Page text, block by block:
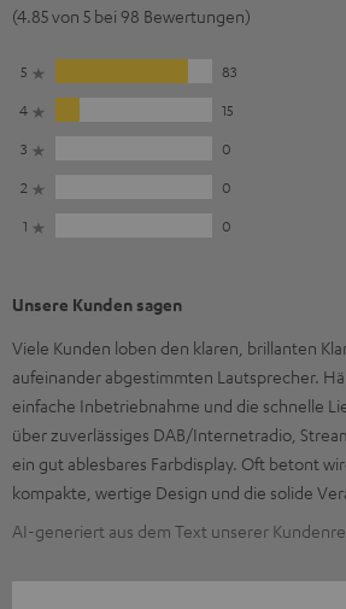
(4.85 von 5 bei 98 Bewertungen)
5
83
4
15
3
0
2
0
1
0
Unsere Kunden sagen
Viele Kunden loben den klaren, brillanten
aufeinander abgestimmten Lautsprecher.
einfache Inbetriebnahme und die schnelle
über zuverlässiges DAB/Internetradio,
ein gut ablesbares Farbdisplay. Oft betont
kompakte, wertige Design und die solide
AI-generiert aus dem Text unserer